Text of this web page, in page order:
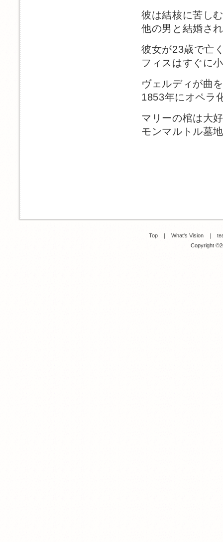
彼は結核に苦し
他の男と結婚さ
彼女が23歳で亡
フィスはすぐに
ヴェルディが曲
1853年にオペラ
マリーの棺は大
モンマルトル墓
Top What's Vision
Copyright